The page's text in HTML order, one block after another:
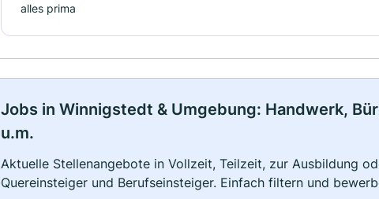
alles prima
Jobs in Winnigstedt & Umgebung: Handwerk,
u.m.
Aktuelle Stellenangebote in Vollzeit, Teilzeit, zur Ausbildung
Quereinsteiger und Berufseinsteiger. Einfach filtern und